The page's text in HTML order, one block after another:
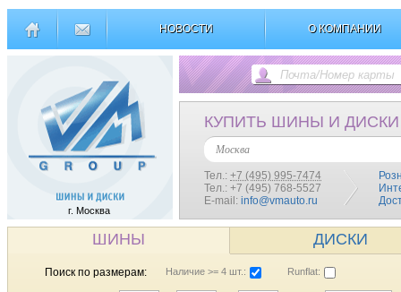
НОВОСТИ О КОМПАНИИ
г. Москва
КУПИТЬ ШИНЫ И ДИСКИ
Москва
Тел.: +7 (495) 995-7474
Тел.: +7 (495) 768-5527
E-mail: info@vmauto.ru
ШИНЫ ДИСКИ
Поиск по размерам: Наличие >= 4 шт.: Runflat: